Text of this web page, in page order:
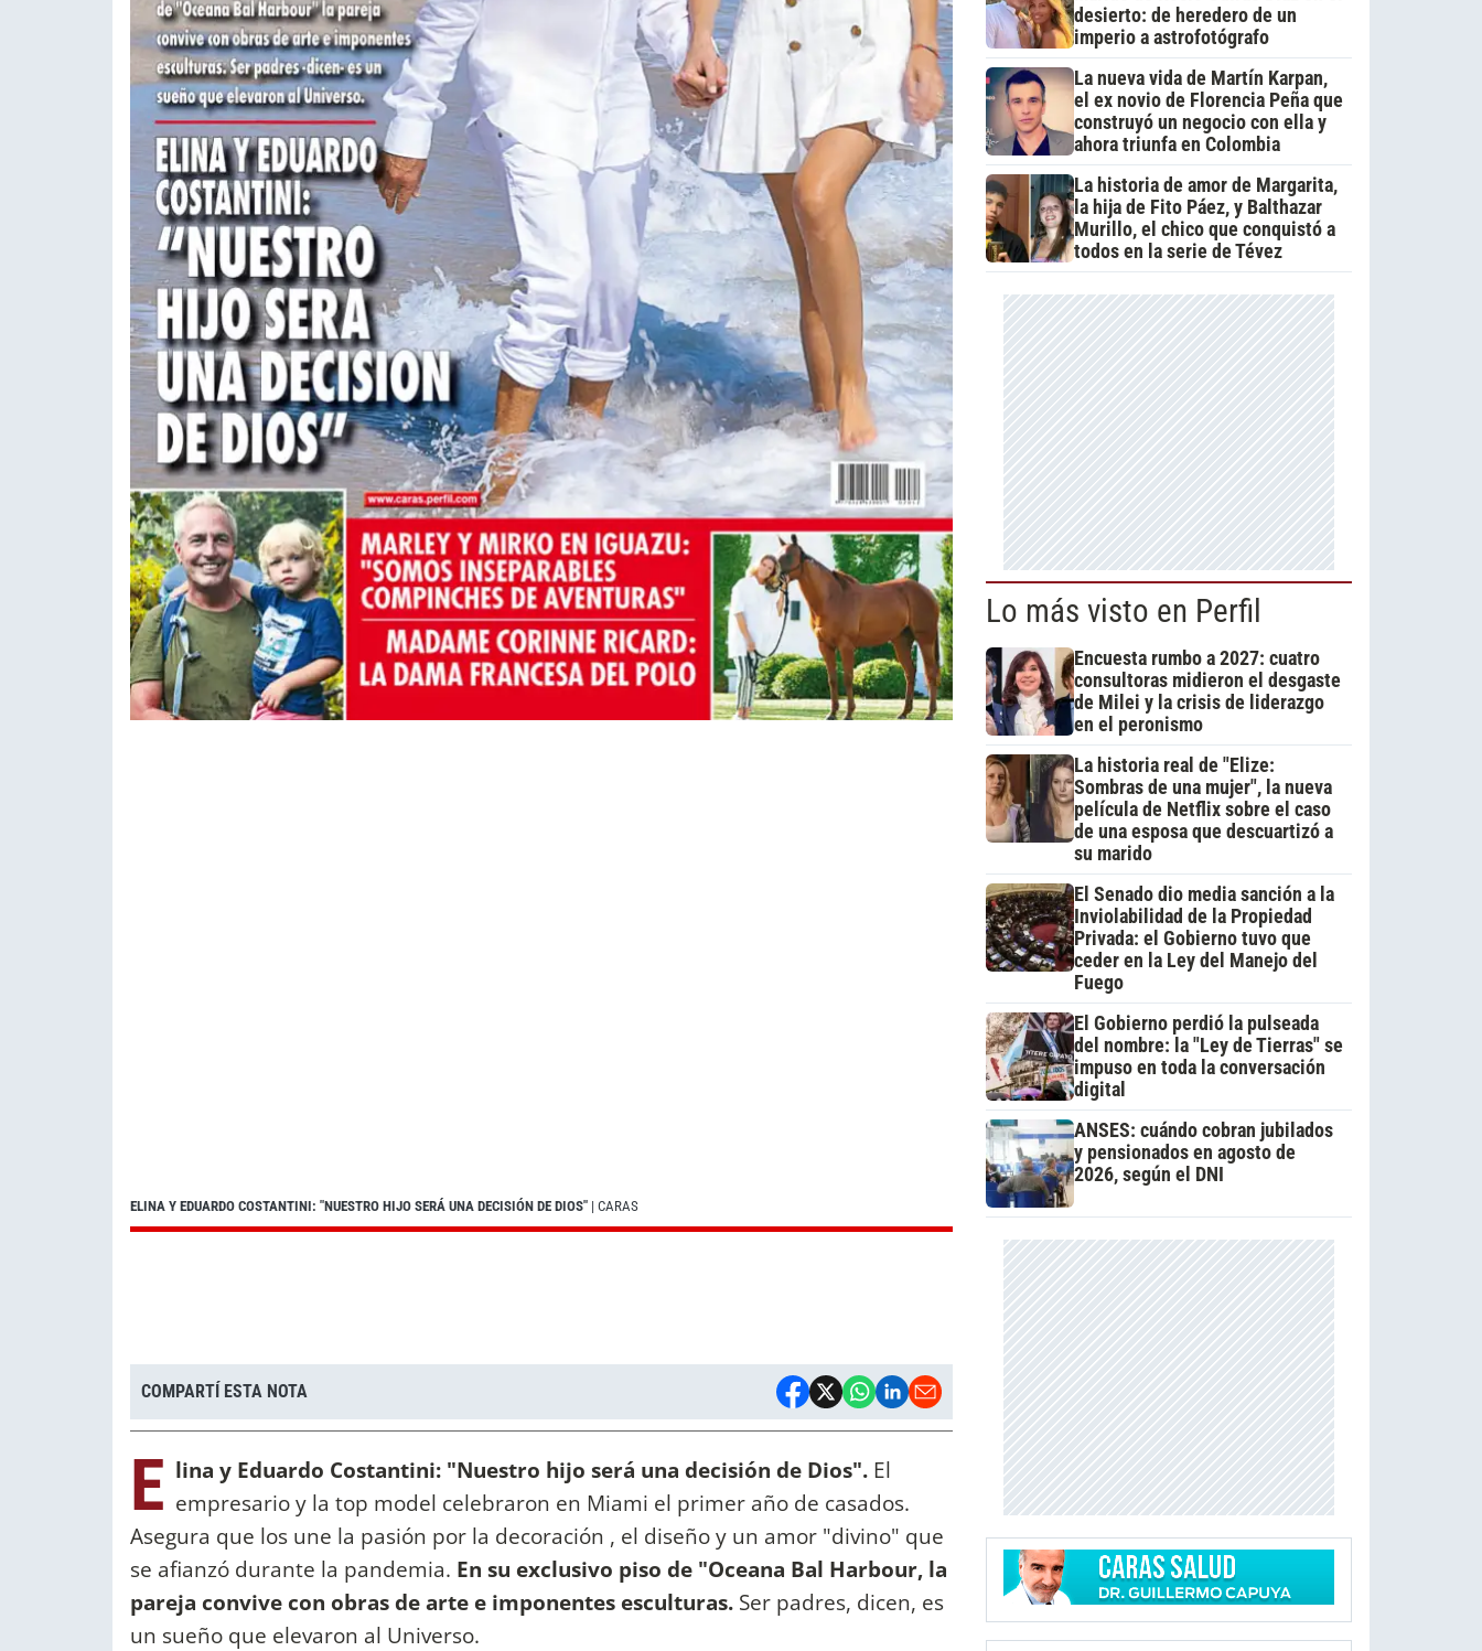
ELINA Y EDUARDO COSTANTINI: "NUESTRO HIJO SERÁ UNA DECISIÓN DE DIOS" | CARAS
COMPARTÍ ESTA NOTA
E lina y Eduardo Costantini: "Nuestro hijo será una decisión de Dios". El
empresario y la top model celebraron en Miami el primer año de casados.
Asegura que los une la pasión por la decoración , el diseño y un amor "divino" que
se afianzó durante la pandemia. En su exclusivo piso de "Oceana Bal Harbour, la
pareja convive con obras de arte e imponentes esculturas. Ser padres, dicen, es
un sueño que elevaron al Universo.
desierto: de heredero de un
imperio a astrofotógrafo
La nueva vida de Martín Karpan,
el ex novio de Florencia Peña que
construyó un negocio con ella y
ahora triunfa en Colombia
La historia de amor de Margarita,
la hija de Fito Páez, y Balthazar
Murillo, el chico que conquistó a
todos en la serie de Tévez
Lo más visto en Perfil
Encuesta rumbo a 2027: cuatro
consultoras midieron el desgaste
de Milei y la crisis de liderazgo
en el peronismo
La historia real de "Elize:
Sombras de una mujer", la nueva
película de Netflix sobre el caso
de una esposa que descuartizó a
su marido
El Senado dio media sanción a la
Inviolabilidad de la Propiedad
Privada: el Gobierno tuvo que
ceder en la Ley del Manejo del
Fuego
El Gobierno perdió la pulseada
del nombre: la "Ley de Tierras" se
impuso en toda la conversación
digital
ANSES: cuándo cobran jubilados
y pensionados en agosto de
2026, según el DNI